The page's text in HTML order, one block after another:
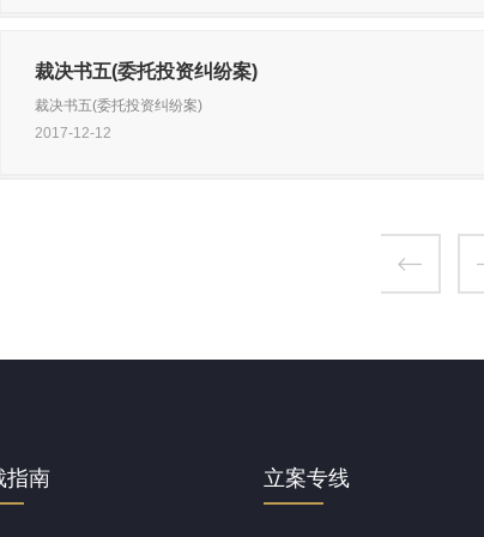
裁决书五(委托投资纠纷案)
裁决书五(委托投资纠纷案)
2017-12-12
指南 立案专线